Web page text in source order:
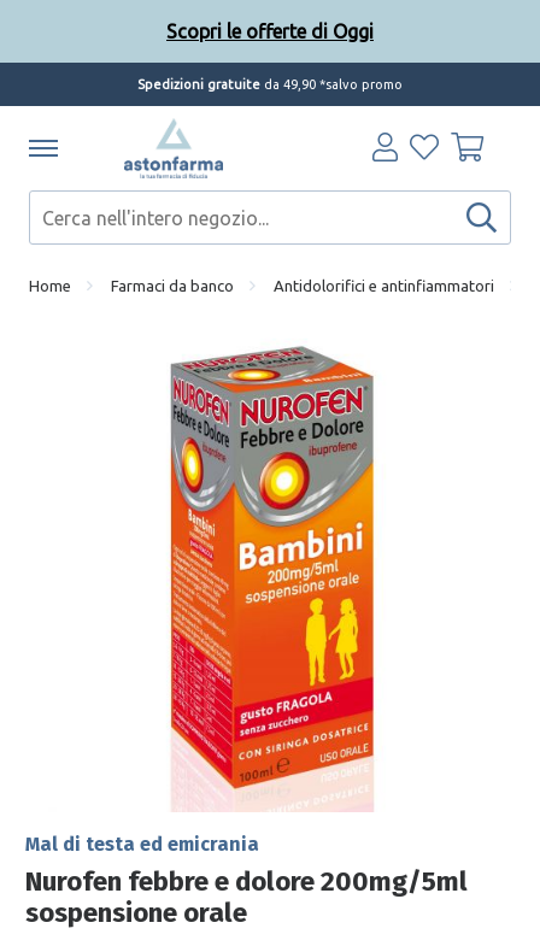
Spedizioni gratuite da 49,90 *salvo promo
Home Farmaci da banco Antidolorifici e antinfiammatori
Mal di testa ed emicrania
Nurofen febbre e dolore 200mg/5ml
sospensione orale
Scopri le offerte di Oggi